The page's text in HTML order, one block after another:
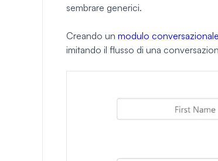
sembrare generici.
Creando un modulo conversazionale
imitando il flusso di una